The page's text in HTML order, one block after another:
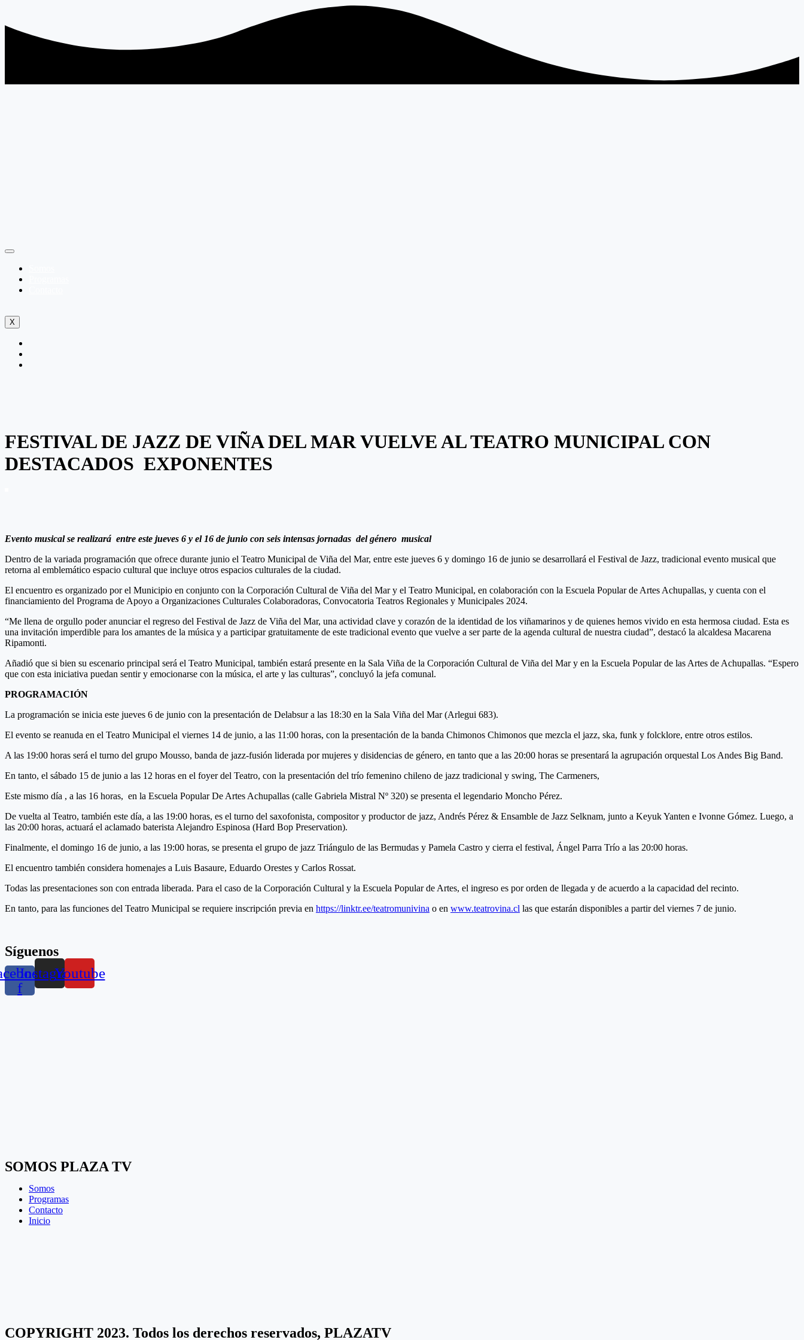
X
FESTIVAL DE JAZZ DE VIÑA DEL MAR VUELVE AL TEATRO MUNICIPAL CON
DESTACADOS EXPONENTES
Evento musical se realizará entre este jueves 6 y el 16 de junio con seis intensas jornadas del género musical
Dentro de la variada programación que ofrece durante junio el Teatro Municipal de Viña del Mar, entre este jueves 6 y domingo 16 de junio se desarrollará el Festival de Jazz, tradicional evento musical que
retorna al emblemático espacio cultural que incluye otros espacios culturales de la ciudad.
El encuentro es organizado por el Municipio en conjunto con la Corporación Cultural de Viña del Mar y el Teatro Municipal, en colaboración con la Escuela Popular de Artes Achupallas, y cuenta con el
financiamiento del Programa de Apoyo a Organizaciones Culturales Colaboradoras, Convocatoria Teatros Regionales y Municipales 2024.
“Me llena de orgullo poder anunciar el regreso del Festival de Jazz de Viña del Mar, una actividad clave y corazón de la identidad de los viñamarinos y de quienes hemos vivido en esta hermosa ciudad. Esta es
una invitación imperdible para los amantes de la música y a participar gratuitamente de este tradicional evento que vuelve a ser parte de la agenda cultural de nuestra ciudad”, destacó la alcaldesa Macarena
Ripamonti.
Añadió que si bien su escenario principal será el Teatro Municipal, también estará presente en la Sala Viña de la Corporación Cultural de Viña del Mar y en la Escuela Popular de las Artes de Achupallas. “Espero
que con esta iniciativa puedan sentir y emocionarse con la música, el arte y las culturas”, concluyó la jefa comunal.
PROGRAMACIÓN
La programación se inicia este jueves 6 de junio con la presentación de Delabsur a las 18:30 en la Sala Viña del Mar (Arlegui 683).
El evento se reanuda en el Teatro Municipal el viernes 14 de junio, a las 11:00 horas, con la presentación de la banda Chimonos Chimonos que mezcla el jazz, ska, funk y folcklore, entre otros estilos.
A las 19:00 horas será el turno del grupo Mousso, banda de jazz-fusión liderada por mujeres y disidencias de género, en tanto que a las 20:00 horas se presentará la agrupación orquestal Los Andes Big Band.
En tanto, el sábado 15 de junio a las 12 horas en el foyer del Teatro, con la presentación del trío femenino chileno de jazz tradicional y swing, The Carmeners,
Este mismo día , a las 16 horas, en la Escuela Popular De Artes Achupallas (calle Gabriela Mistral Nº 320) se presenta el legendario Moncho Pérez.
De vuelta al Teatro, también este día, a las 19:00 horas, es el turno del saxofonista, compositor y productor de jazz, Andrés Pérez & Ensamble de Jazz Selknam, junto a Keyuk Yanten e Ivonne Gómez. Luego, a
las 20:00 horas, actuará el aclamado baterista Alejandro Espinosa (Hard Bop Preservation).
Finalmente, el domingo 16 de junio, a las 19:00 horas, se presenta el grupo de jazz Triángulo de las Bermudas y Pamela Castro y cierra el festival, Ángel Parra Trío a las 20:00 horas.
El encuentro también considera homenajes a Luis Basaure, Eduardo Orestes y Carlos Rossat.
Todas las presentaciones son con entrada liberada. Para el caso de la Corporación Cultural y la Escuela Popular de Artes, el ingreso es por orden de llegada y de acuerdo a la capacidad del recinto.
En tanto, para las funciones del Teatro Municipal se requiere inscripción previa en https://linktr.ee/teatromunivina o en www.teatrovina.cl las que estarán disponibles a partir del viernes 7 de junio.
Síguenos
f
InstagramYoutube
SOMOS PLAZA TV
Somos
Programas
Contacto
Inicio
COPYRIGHT 2023. Todos los derechos reservados, PLAZATV